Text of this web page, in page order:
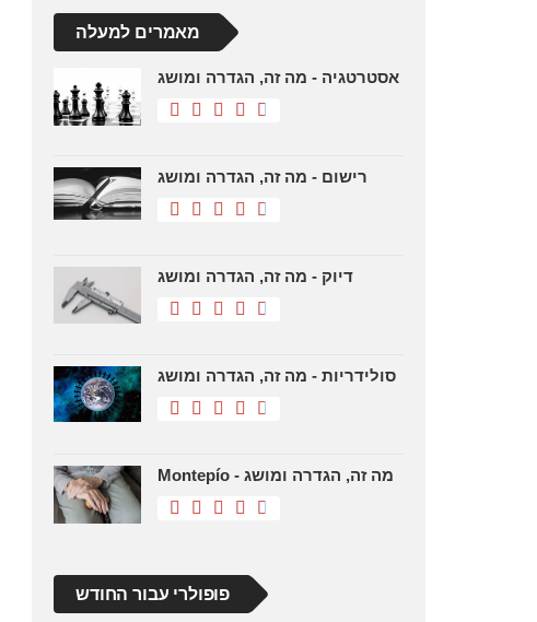
מאמרים למעלה
אסטרטגיה - מה זה, הגדרה ומושג
רישום - מה זה, הגדרה ומושג
דיוק - מה זה, הגדרה ומושג
סולידריות - מה זה, הגדרה ומושג
Montepío - מה זה, הגדרה ומושג
פופולרי עבור החודש